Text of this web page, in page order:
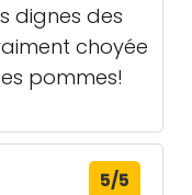
dignes des
choyée
pommes!
5/5